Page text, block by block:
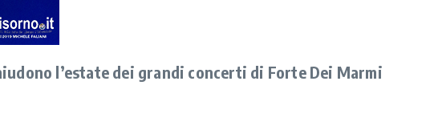
l’estate dei grandi concerti di Forte Dei Marmi